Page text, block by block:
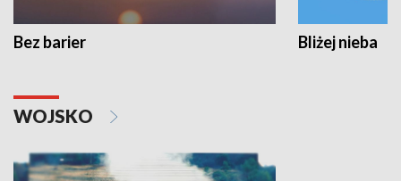
Bez barier Bliżej nieba
WOJSKO